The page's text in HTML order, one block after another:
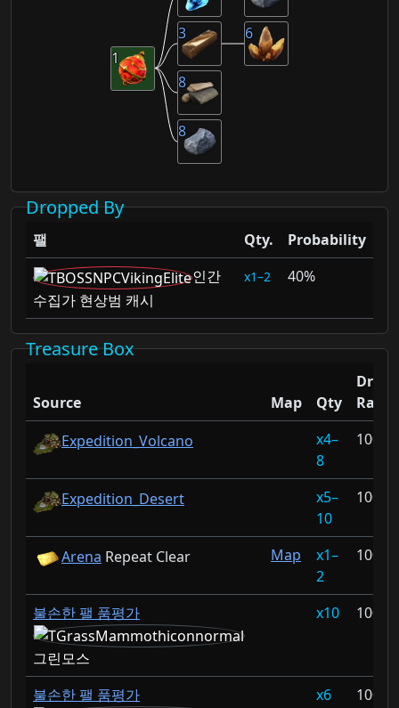
8
8
6
3
1
Dropped By
팰 Qty.
Probability
인간
수집가 현상범 캐시
1–2 40%
Treasure Box
Source Map Qty
Drop
Rate
Expedition_Volcano
4–
8
100%
Expedition_Desert
5–
10
100%
Arena Repeat Clear Map
1–
2
100%
불손한 팰 품평가
그린모스
10 100%
불손한 팰 품평가
6 100%